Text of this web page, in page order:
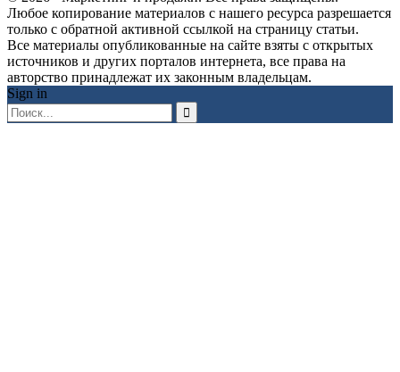
Любое копирование материалов с нашего ресурса разрешается
только с обратной активной ссылкой на страницу статьи.
Все материалы опубликованные на сайте взяты с открытых
источников и других порталов интернета, все права на
авторство принадлежат их законным владельцам.
Sign in